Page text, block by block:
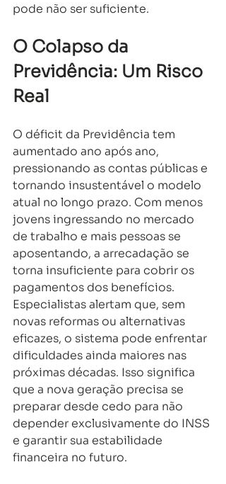
pode não ser suficiente.
O Colapso da
Previdência: Um Risco
Real
O déficit da Previdência tem
aumentado ano após ano,
pressionando as contas públicas e
tornando insustentável o modelo
atual no longo prazo. Com menos
jovens ingressando no mercado
de trabalho e mais pessoas se
aposentando, a arrecadação se
torna insuficiente para cobrir os
pagamentos dos benefícios.
Especialistas alertam que, sem
novas reformas ou alternativas
eficazes, o sistema pode enfrentar
dificuldades ainda maiores nas
próximas décadas. Isso significa
que a nova geração precisa se
preparar desde cedo para não
depender exclusivamente do INSS
e garantir sua estabilidade
financeira no futuro.